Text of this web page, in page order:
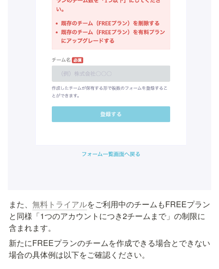
また、 無料トライアルをご利用中のチームもFREEプラン
と同様「1つのアカウントにつき2チームまで」の制限に
含まれます。
新たにFREEプランのチームを作成できる場合とできない
場合の具体例は以下をご確認ください。